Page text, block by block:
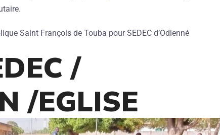
Saint François de Touba pour SEDEC d’Odienné
/
/EGLISE